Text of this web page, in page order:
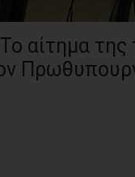
αίτημα της